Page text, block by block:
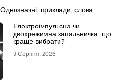
Однозначні приклади слова
Електроімпульсна чи
двохрежимна запальничка: що
краще вибрати?
3 Серпня, 2026